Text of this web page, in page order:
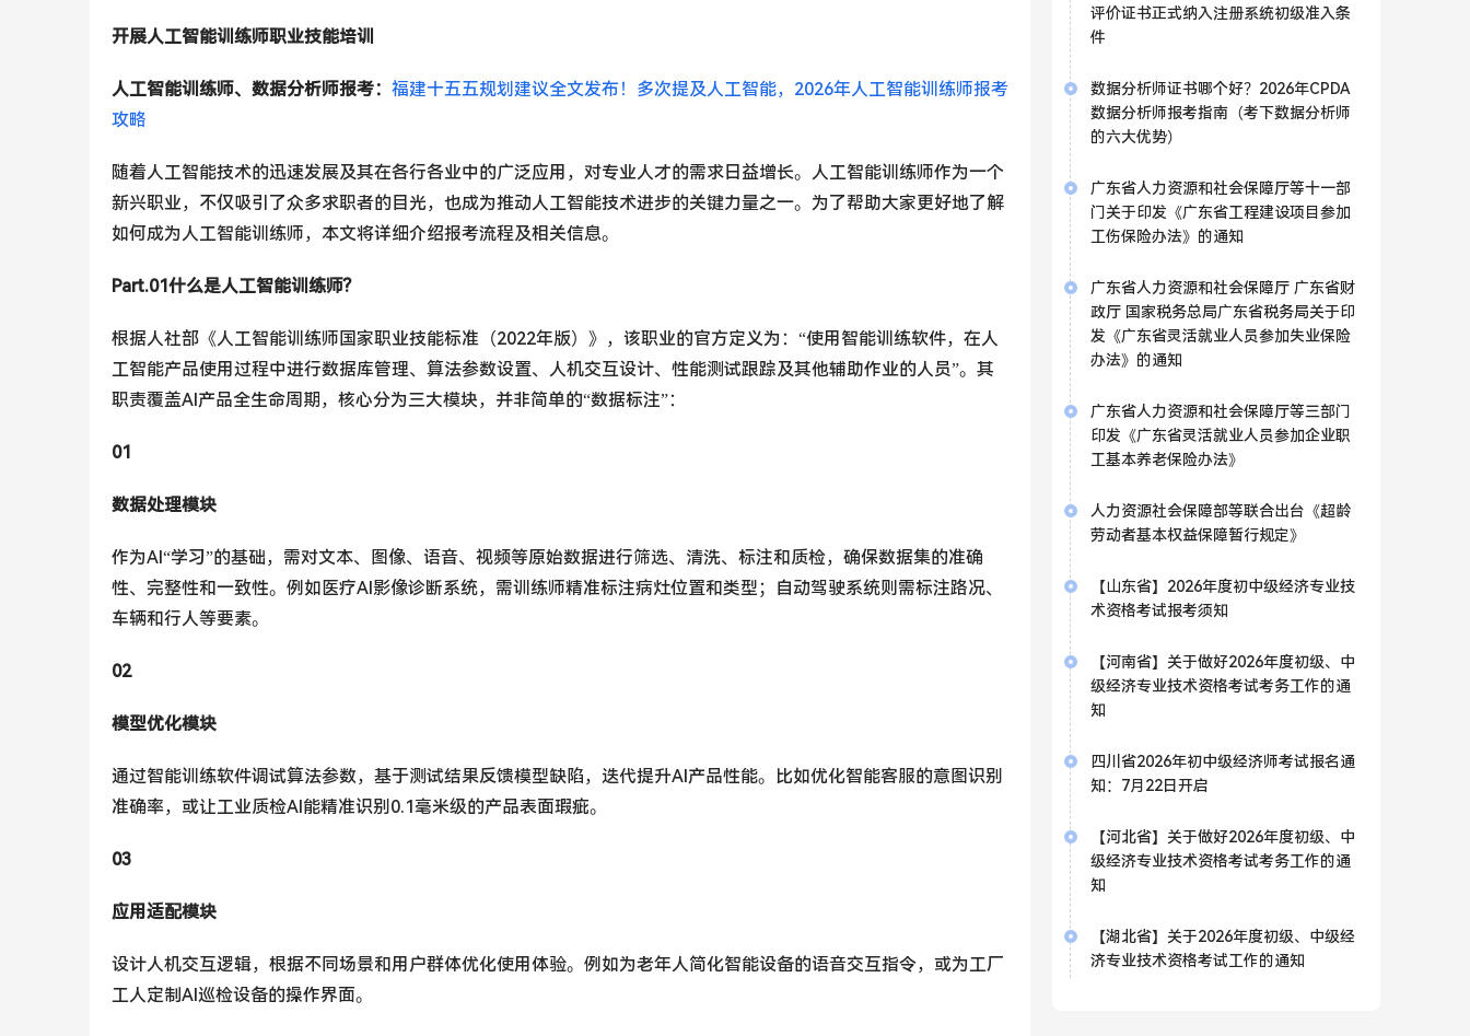
开展人工智能训练师职业技能培训
人工智能训练师、数据分析师报考： 福建十五五规划建议全文发布！多次提及人工智能，2026年人工智能训练师报考
攻略
随着人工智能技术的迅速发展及其在各行各业中的广泛应用，对专业人才的需求日益增长。人工智能训练师作为一个
新兴职业，不仅吸引了众多求职者的目光，也成为推动人工智能技术进步的关键力量之一。为了帮助大家更好地了解
如何成为人工智能训练师，本文将详细介绍报考流程及相关信息。
Part.01什么是人工智能训练师?
根据人社部《人工智能训练师国家职业技能标准（2022年版）》，该职业的官方定义为：“使用智能训练软件，在人
工智能产品使用过程中进行数据库管理、算法参数设置、人机交互设计、性能测试跟踪及其他辅助作业的人员”。其
职责覆盖AI产品全生命周期，核心分为三大模块，并非简单的“数据标注”：
01
数据处理模块
作为AI“学习”的基础，需对文本、图像、语音、视频等原始数据进行筛选、清洗、标注和质检，确保数据集的准确
性、完整性和一致性。例如医疗AI影像诊断系统，需训练师精准标注病灶位置和类型；自动驾驶系统则需标注路况、
车辆和行人等要素。
02
模型优化模块
通过智能训练软件调试算法参数，基于测试结果反馈模型缺陷，迭代提升AI产品性能。比如优化智能客服的意图识别
准确率，或让工业质检AI能精准识别0.1毫米级的产品表面瑕疵。
03
应用适配模块
设计人机交互逻辑，根据不同场景和用户群体优化使用体验。例如为老年人简化智能设备的语音交互指令，或为工厂
工人定制AI巡检设备的操作界面。
评价证书正式纳入注册系统初级准入条
件
数据分析师证书哪个好？2026年CPDA
数据分析师报考指南（考下数据分析师
的六大优势）
广东省人力资源和社会保障厅等十一部
门关于印发《广东省工程建设项目参加
工伤保险办法》的通知
广东省人力资源和社会保障厅 广东省财
政厅 国家税务总局广东省税务局关于印
发《广东省灵活就业人员参加失业保险
办法》的通知
广东省人力资源和社会保障厅等三部门
印发《广东省灵活就业人员参加企业职
工基本养老保险办法》
人力资源社会保障部等联合出台《超龄
劳动者基本权益保障暂行规定》
【山东省】2026年度初中级经济专业技
术资格考试报考须知
【河南省】关于做好2026年度初级、中
级经济专业技术资格考试考务工作的通
知
四川省2026年初中级经济师考试报名通
知：7月22日开启
【河北省】关于做好2026年度初级、中
级经济专业技术资格考试考务工作的通
知
【湖北省】关于2026年度初级、中级经
济专业技术资格考试工作的通知